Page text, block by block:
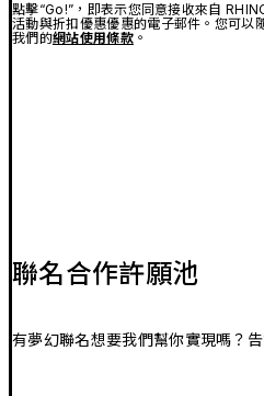
點擊“Go!”，即表示您同意接收來自
活動與折扣優惠優惠的電子郵件。您可以
我們的網站使用條款。
聯名合作許願池
有夢幻聯名想要我們幫你實現嗎？